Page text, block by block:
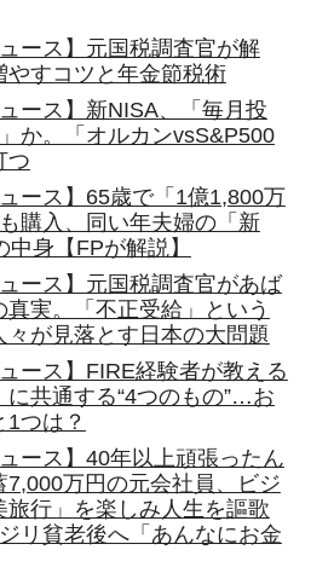
ース】元国税調査官が解
すコツと年金節税術
ース】新NISA、「毎月投
か。「オルカンvsS&P500
つ
ース】65歳で「1億1,800万
購入、同い年夫婦の「新
身【FPが解説】
ース】元国税調査官があば
実。「不正受給」という
が見落とす日本の大問題
ース】FIRE経験者が教える
に共通する“4つのもの”…お
つは？
ース】40年以上頑張ったん
万円の元会社員、ビジ
行」を楽しみ人生を謳歌
リ貧老後へ「あんなにお金